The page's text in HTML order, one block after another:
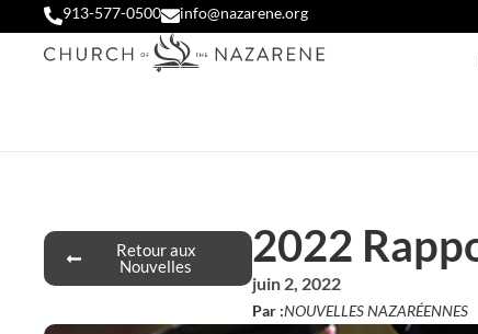
913-577-0500 info@nazarene.org
Retour aux
Nouvelles
2022
juin 2, 2022
Par :NOUVELLES NAZARÉENNES